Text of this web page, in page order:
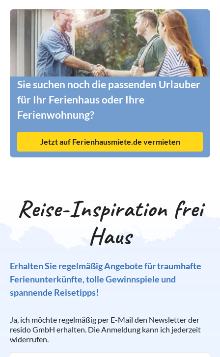
Sie suchen noch die passenden Urlauber
für Ihr Ferienhaus oder Ihre
Ferienwohnung?
Jetzt auf Ferienhausmiete.de vermieten
Reise-Inspiration frei
Haus
Erhalten Sie regelmäßig Angebote für traumhafte
Ferienunterkünfte, tolle Gewinnspiele und
spannende Reisetipps!
Ja, ich möchte regelmäßig per E-Mail den Newsletter der
resido GmbH erhalten. Die Anmeldung kann ich jederzeit
widerrufen.